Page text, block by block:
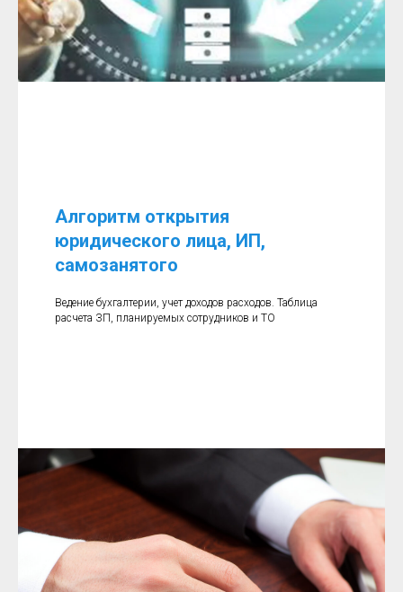
Алгоритм открытия
юридического лица, ИП,
самозанятого
Ведение бухгалтерии, учет доходов расходов. Таблица
расчета ЗП, планируемых сотрудников и ТО